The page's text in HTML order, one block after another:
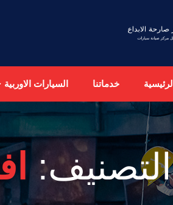
الرئيسية خدماتنا السيارات الاوربية
التصنيف: